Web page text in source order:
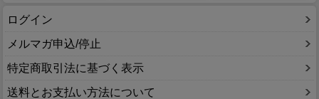
ログイン
メルマガ申込/停止
特定商取引法に基づく表示
送料とお支払い方法について